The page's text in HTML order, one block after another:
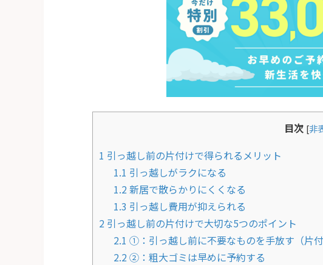
目次 [非
1 引っ越し前の片付けで得られるメリット
1.1 引っ越しがラクになる
1.2新居で散らかりにくくなる
1.3 引っ越し費用が抑えられる
2 引っ越し前の片付けで大切な5つのポイント
2.1 ①：引っ越し前に不要なものを手放す（片付
2.2②：粗大ゴミは早めに予約する